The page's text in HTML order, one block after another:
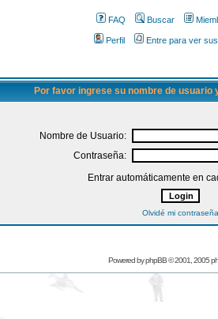
FAQ Buscar
Perfil Entre para ver
Por favor ingrese su nombre de usuario
Nombre de Usuario:
Contraseña:
Entrar automáticamente en
Olvidé mi contraseña
Powered byphpBB© 2001, 2005